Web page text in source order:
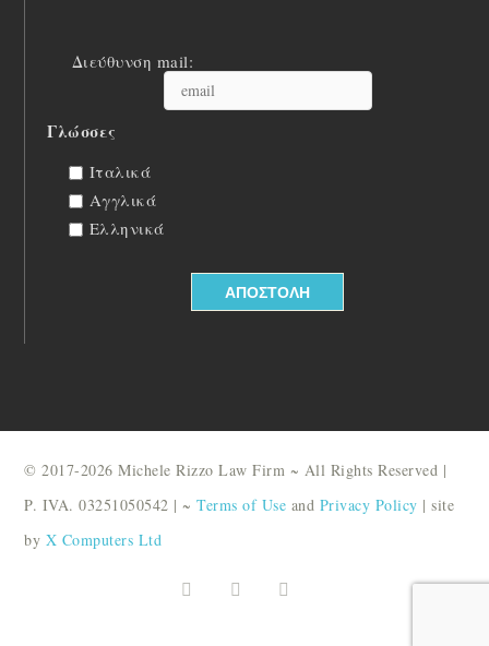
Διεύθυνση mail:
Γλώσσες
Ιταλικά
Αγγλικά
Ελληνικά
© 2017-2026 Michele Rizzo Law Firm ~ All Rights Reserved |
P. IVA. 03251050542 | ~Terms of Use and Privacy Policy | site
by X Computers Ltd